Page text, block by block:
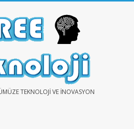
TEKNOLOJI VE İNOVASYON